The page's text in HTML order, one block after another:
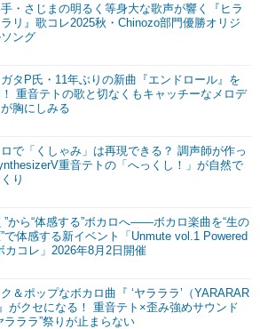
・さじまの明るく等身大な歌声が響く『ヒラ
ラリ』歌コレ2025秋・Chinozo部門優勝オリジ
ング
タP氏・11年ぶりの新曲『エンドロール』を
重音テトの歌と切なくもキャッチーなメロデ
が胸にしみる
で「くしゃみ」は再現できる？ 調声師が作っ
重音テトの「へっくし！」が自然で
り
”から“体感する”ボカロへ――ボカロ楽曲を“生の
で体感する新イベント「Unmute vol.1 Powered
カコレ」2026年8月2日開催
＆ポップなボカロ曲『 ‘ヤラララ’（YARARAR
がクセになる！ 重音テト×歪み強めサウンド
ラララ”祭りが止まらない